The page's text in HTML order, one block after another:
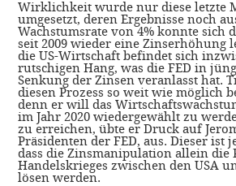
Wirklichkeit wurde nur diese letzte
umgesetzt, deren Ergebnisse noch
Wachstumsrate von 4% konnte sich
seit 2009 wieder eine Zinserhöhung
die US-Wirtschaft befindet sich
rutschigen Hang, was die FED in
Senkung der Zinsen veranlasst hat.
diesen Prozess so weit wie möglich
denn er will das
im Jahr 2020 wiedergewählt zu
zu erreichen, übte er Druck auf
Präsidenten der FED, aus. Dieser ist
dass die Zinsmanipulation allein die
Handelskrieges zwischen den USA
lösen werden.